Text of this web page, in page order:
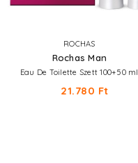
ROCHAS
Rochas Man
Eau De Toilette Szett 100+50 ml
21.780 Ft